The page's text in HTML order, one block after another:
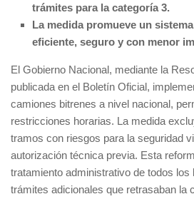
trámites para la categoría 3.
La medida promueve un
eficiente, seguro y con menor
El Gobierno Nacional, mediante la
publicada en el Boletín Oficial,
camiones bitrenes a nivel nacional,
restricciones horarias. La medida
tramos con riesgos para la seguridad
autorización técnica previa. Esta
tratamiento administrativo de todos los
trámites adicionales que retrasaban la